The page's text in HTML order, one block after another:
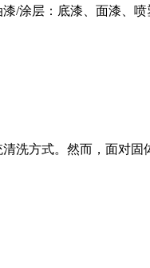
涂层：底漆、面漆、
洗方式。然而，面对